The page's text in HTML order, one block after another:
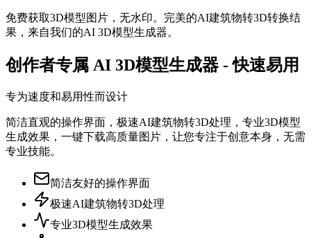
免费获取3D模型图片，无水印。完美的AI建筑物转3D转换结
果，来自我们的AI 3D模型生成器。
创作者专属 AI 3D模型生成器 - 快速易用
专为速度和易用性而设计
简洁直观的操作界面，极速AI建筑物转3D处理，专业3D模型
生成效果，一键下载高质量图片，让您专注于创意本身，无需
专业技能。
简洁友好的操作界面
极速AI建筑物转3D处理
专业3D模型生成效果